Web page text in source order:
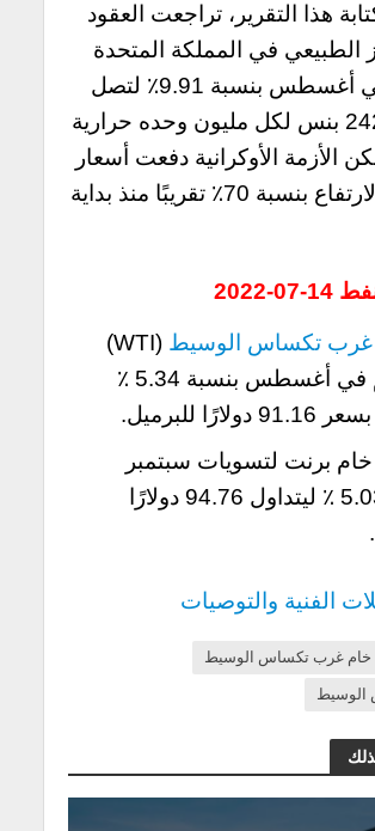
هذا التقرير، تراجعت العقود
الطبيعي في المملكة المتحدة
للتسليم في أغسطس بنسبة 9.91٪ لتصل
إلى 242.000 بنس لكل مليون وحده حرارية
الأزمة الأوكرانية دفعت أسعار
الغاز إلى الارتفاع بنسبة 70٪ تقريبًا منذ بداية
2022
غرب تكساس الوسيط
(WTI)
للتسليم في أغسطس بنسبة 5.34 ٪
للبرميل.
برنت لتسويات سبتمبر
بنسبة 5.03 ٪ ليتداول 94.76 دولارًا
الفنية والتوصيات
خام غرب تكساس الوسيط